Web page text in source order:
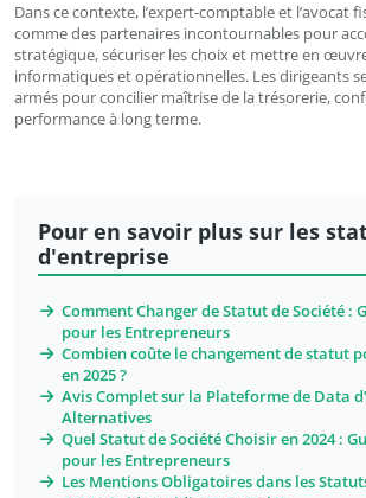
Dans ce contexte, l’expert-comptable et l’avocat
comme des partenaires incontournables pour
stratégique, sécuriser les choix et mettre en
informatiques et opérationnelles. Les dirigeants
armés pour concilier maîtrise de la trésorerie,
performance à long terme.
Pour en savoir plus sur les
d'entreprise
Comment Changer de Statut de Société :
pour les Entrepreneurs
Combien coûte le changement de statut
en 2025 ?
Avis Complet sur la Plateforme de Data
Alternatives
Quel Statut de Société Choisir en 2024 :
pour les Entrepreneurs
Les Mentions Obligatoires dans les